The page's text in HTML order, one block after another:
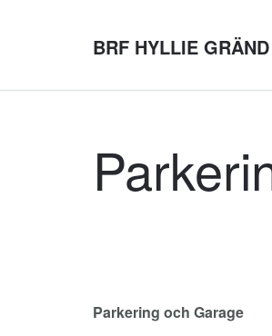
BRF HYLLIE GRÄND
Parkering och Garage